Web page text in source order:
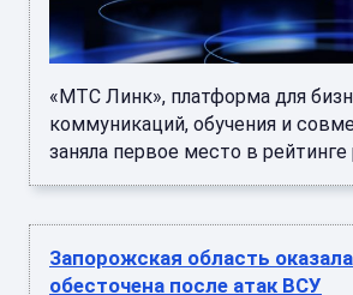
«МТС Линк», платформа для
коммуникаций, обучения и
заняла первое место в рейтинге
Запорожская область
обесточена после атак ВСУ